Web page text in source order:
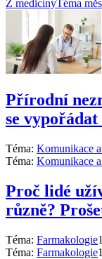
Z medicínyTéma
Přírodní
se
Téma: Komunikace
Téma: Komunikace
Proč lidé
různě?
Téma: Farmakologie
Téma: Farmakologie